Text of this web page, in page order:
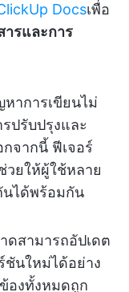
Docsเพื่อ
ารและการ
าการเขียนไม่
ปรับปรุงและ
จากนี้ ฟีเจอร์
วยให้ผู้ใช้หลาย
นได้พร้อมกัน
ดสามารถอัปเดต
นใหม่ได้อย่าง
องทั้งหมดถูก